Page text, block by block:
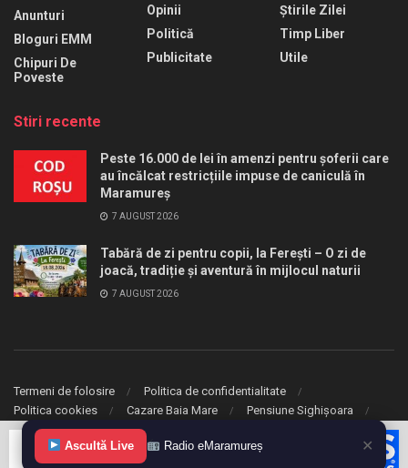
Anunturi
Bloguri EMM
Chipuri De
Poveste
Opinii
Politică
Publicitate
Știrile Zilei
Timp Liber
Utile
Stiri recente
Peste 16.000 de lei în amenzi pentru șoferii care
au încălcat restricțiile impuse de caniculă în
Maramureș
7 AUGUST 2026
Tabără de zi pentru copii, la Ferești – O zi de
joacă, tradiție și aventură în mijlocul naturii
7 AUGUST 2026
Termeni de folosire
Politica de confidentialitate
Politica cookies
Cazare Baia Mare Pensiune Sighișoara
© 2020 eMaramures. Toate drepturile rezervate.
Ascultă Live Radio eMaramureș ✕